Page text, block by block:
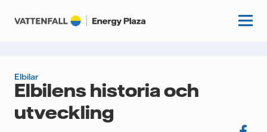
Start
Elbilar
Elbilens historia och
utveckling